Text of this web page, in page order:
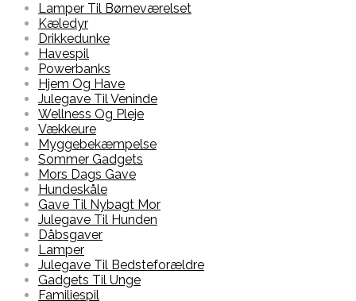
Lamper Til Børneværelset
Kæledyr
Drikkedunke
Havespil
Powerbanks
Hjem Og Have
Julegave Til Veninde
Wellness Og Pleje
Vækkeure
Myggebekæmpelse
Sommer Gadgets
Mors Dags Gave
Hundeskåle
Gave Til Nybagt Mor
Julegave Til Hunden
Dåbsgaver
Lamper
Julegave Til Bedsteforældre
Gadgets Til Unge
Familiespil